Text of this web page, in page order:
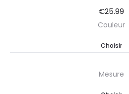
€25.99
Couleur
Mesure